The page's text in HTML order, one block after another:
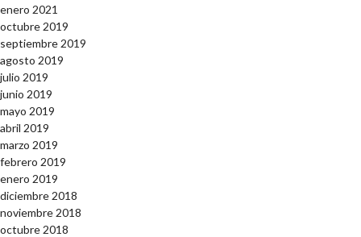
enero 2021
octubre 2019
septiembre 2019
agosto 2019
julio 2019
junio 2019
mayo 2019
abril 2019
marzo 2019
febrero 2019
enero 2019
diciembre 2018
noviembre 2018
octubre 2018